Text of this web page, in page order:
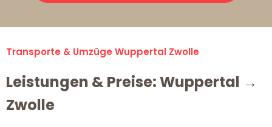
Transporte & Umzüge Wuppertal Zwolle
Leistungen & Preise: Wuppertal →
Zwolle